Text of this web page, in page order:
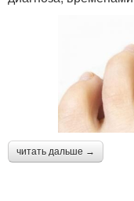
читать дальше →